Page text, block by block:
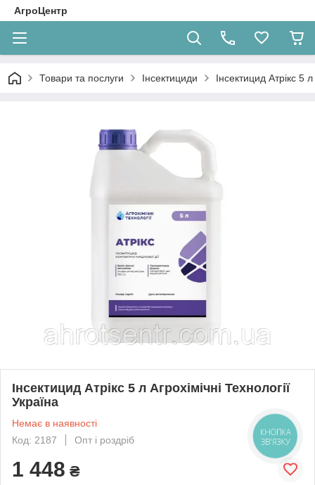
АгроЦентр
Товари та послуги Інсектициди Інсектицид Атрікс 5 л
Інсектицид Атрікс 5 л Агрохімічні Технології
Україна
Немає в наявності
Код: 2187
Опт і роздріб
1 448 ₴
КНОПКА
ЗВ'ЯЗКУ